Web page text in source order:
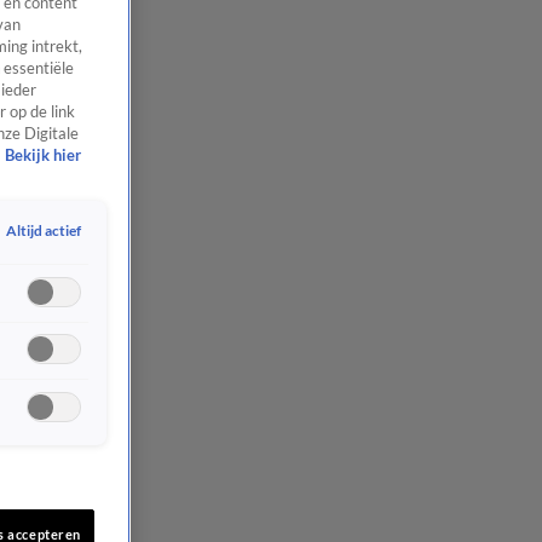
intrekt,
op de link
Digitale
Bekijk hier
Altijd actief
accepteren